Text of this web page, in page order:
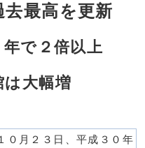
去最高を更新
で２倍以上
大幅増
月２３日、平成３０年